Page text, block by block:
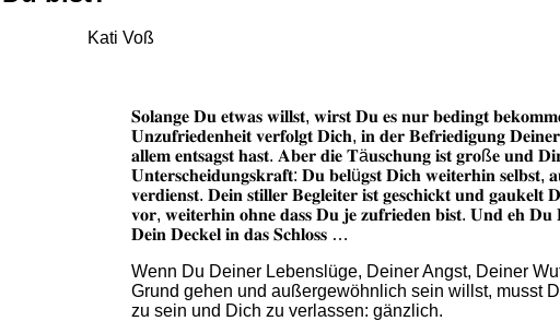
Kati Voß
𝐒𝐨𝐥𝐚𝐧𝐠𝐞 𝐃𝐮 𝐞𝐭𝐰𝐚𝐬 𝐰𝐢𝐥𝐥𝐬𝐭, 𝐰𝐢𝐫𝐬𝐭 𝐃𝐮 𝐞𝐬 𝐧𝐮𝐫 𝐛𝐞𝐝𝐢𝐧𝐠𝐭
𝐔𝐧𝐳𝐮𝐟𝐫𝐢𝐞𝐝𝐞𝐧𝐡𝐞𝐢𝐭 𝐯𝐞𝐫𝐟𝐨𝐥𝐠𝐭 𝐃𝐢𝐜𝐡, 𝐢𝐧 𝐝𝐞𝐫 𝐁𝐞𝐟𝐫𝐢𝐞𝐝𝐢𝐠𝐮𝐧𝐠
𝐚𝐥𝐥𝐞𝐦 𝐞𝐧𝐭𝐬𝐚𝐠𝐬𝐭 𝐡𝐚𝐬𝐭. 𝐀𝐛𝐞𝐫 𝐝𝐢𝐞 𝐓ä𝐮𝐬𝐜𝐡𝐮𝐧𝐠 𝐢𝐬𝐭 𝐠𝐫𝐨ß𝐞 𝐮𝐧𝐝
𝐔𝐧𝐭𝐞𝐫𝐬𝐜𝐡𝐞𝐢𝐝𝐮𝐧𝐠𝐬𝐤𝐫𝐚𝐟𝐭: 𝐃𝐮 𝐛𝐞𝐥ü𝐠𝐬𝐭 𝐃𝐢𝐜𝐡 𝐰𝐞𝐢𝐭𝐞𝐫𝐡𝐢𝐧
𝐯𝐞𝐫𝐝𝐢𝐞𝐧𝐬𝐭. 𝐃𝐞𝐢𝐧 𝐬𝐭𝐢𝐥𝐥𝐞𝐫 𝐁𝐞𝐠𝐥𝐞𝐢𝐭𝐞𝐫 𝐢𝐬𝐭 𝐠𝐞𝐬𝐜𝐡𝐢𝐜𝐤𝐭 𝐮𝐧𝐝
𝐯𝐨𝐫, 𝐰𝐞𝐢𝐭𝐞𝐫𝐡𝐢𝐧 𝐨𝐡𝐧𝐞 𝐝𝐚𝐬𝐬 𝐃𝐮 𝐣𝐞 𝐳𝐮𝐟𝐫𝐢𝐞𝐝𝐞𝐧 𝐛𝐢𝐬𝐭. 𝐔𝐧𝐝 𝐞𝐡 𝐃𝐮
𝐃𝐞𝐢𝐧 𝐃𝐞𝐜𝐤𝐞𝐥 𝐢𝐧 𝐝𝐚𝐬 𝐒𝐜𝐡𝐥𝐨𝐬𝐬 …
Wenn Du Deiner Lebenslüge, Deiner Angst, Deiner
Grund gehen und außergewöhnlich sein willst, musst
zu sein und Dich zu verlassen: gänzlich.